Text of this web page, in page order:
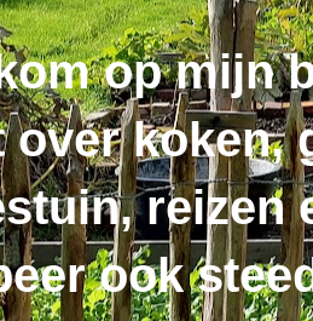
op mijn
over koken,
reizen
ook